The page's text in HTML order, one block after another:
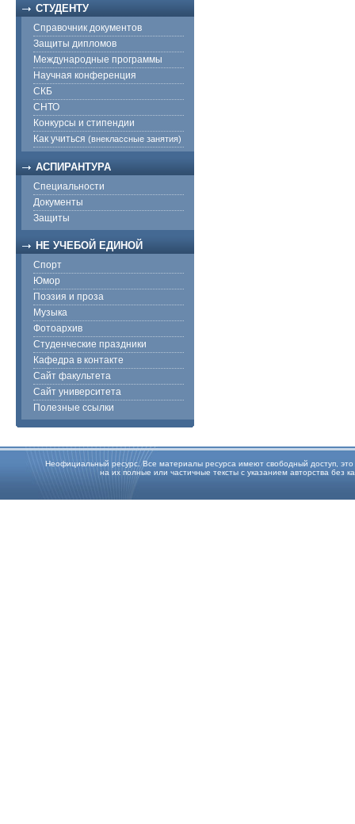
СТУДЕНТУ
Справочник документов
Защиты дипломов
Международные программы
Научная конференция
СКБ
СНТО
Конкурсы и стипендии
Как учиться (внеклассные занятия)
АСПИРАНТУРА
Специальности
Документы
Защиты
НЕ УЧЕБОЙ ЕДИНОЙ
Спорт
Юмор
Поэзия и проза
Музыка
Фотоархив
Студенческие праздники
Кафедра в контакте
Сайт факультета
Сайт университета
Полезные ссылки
Неофициальный ресурс. Все материалы ресурса имеют свободный доступ, это
на их полные или частичные тексты с указанием авторства без